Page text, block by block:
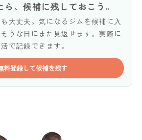
、候補に残しておこう。
大丈夫。気になるジムを候補に入
うな日にまた見返せます。実際に
で記録できます。
料登録して候補を残す